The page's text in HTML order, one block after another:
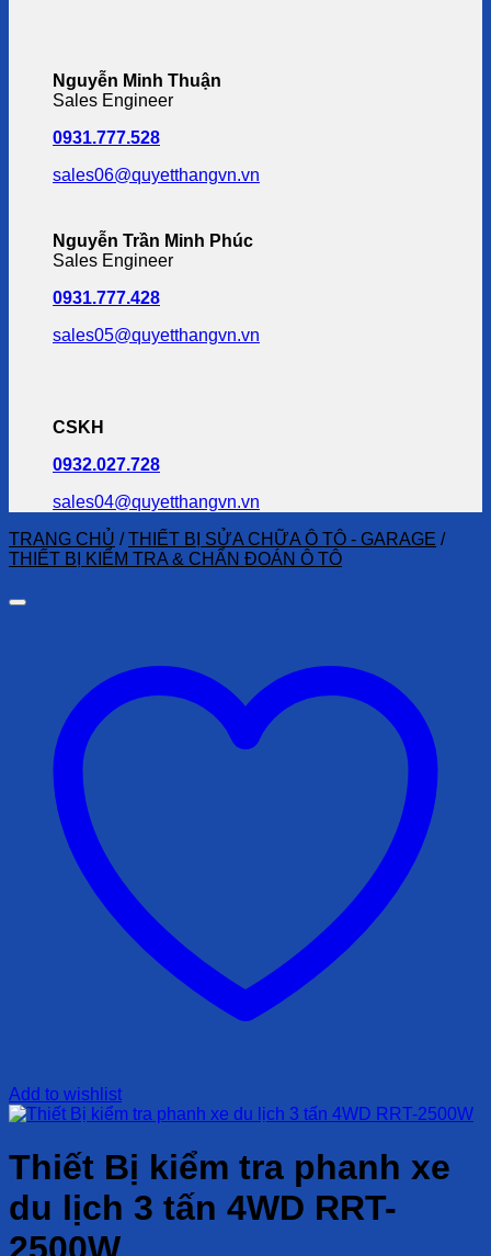
Nguyễn Minh Thuận
Sales Engineer
0931.777.528
sales06@quyetthangvn.vn
Nguyễn Trần Minh Phúc
Sales Engineer
0931.777.428
sales05@quyetthangvn.vn
CSKH
0932.027.728
sales04@quyetthangvn.vn
TRANG CHỦ / THIẾT BỊ SỬA CHỮA Ô TÔ - GARAGE /
THIẾT BỊ KIỂM TRA & CHẨN ĐOÁN Ô TÔ
Add to wishlist
Thiết Bị kiểm tra phanh xe
du lịch 3 tấn 4WD RRT-